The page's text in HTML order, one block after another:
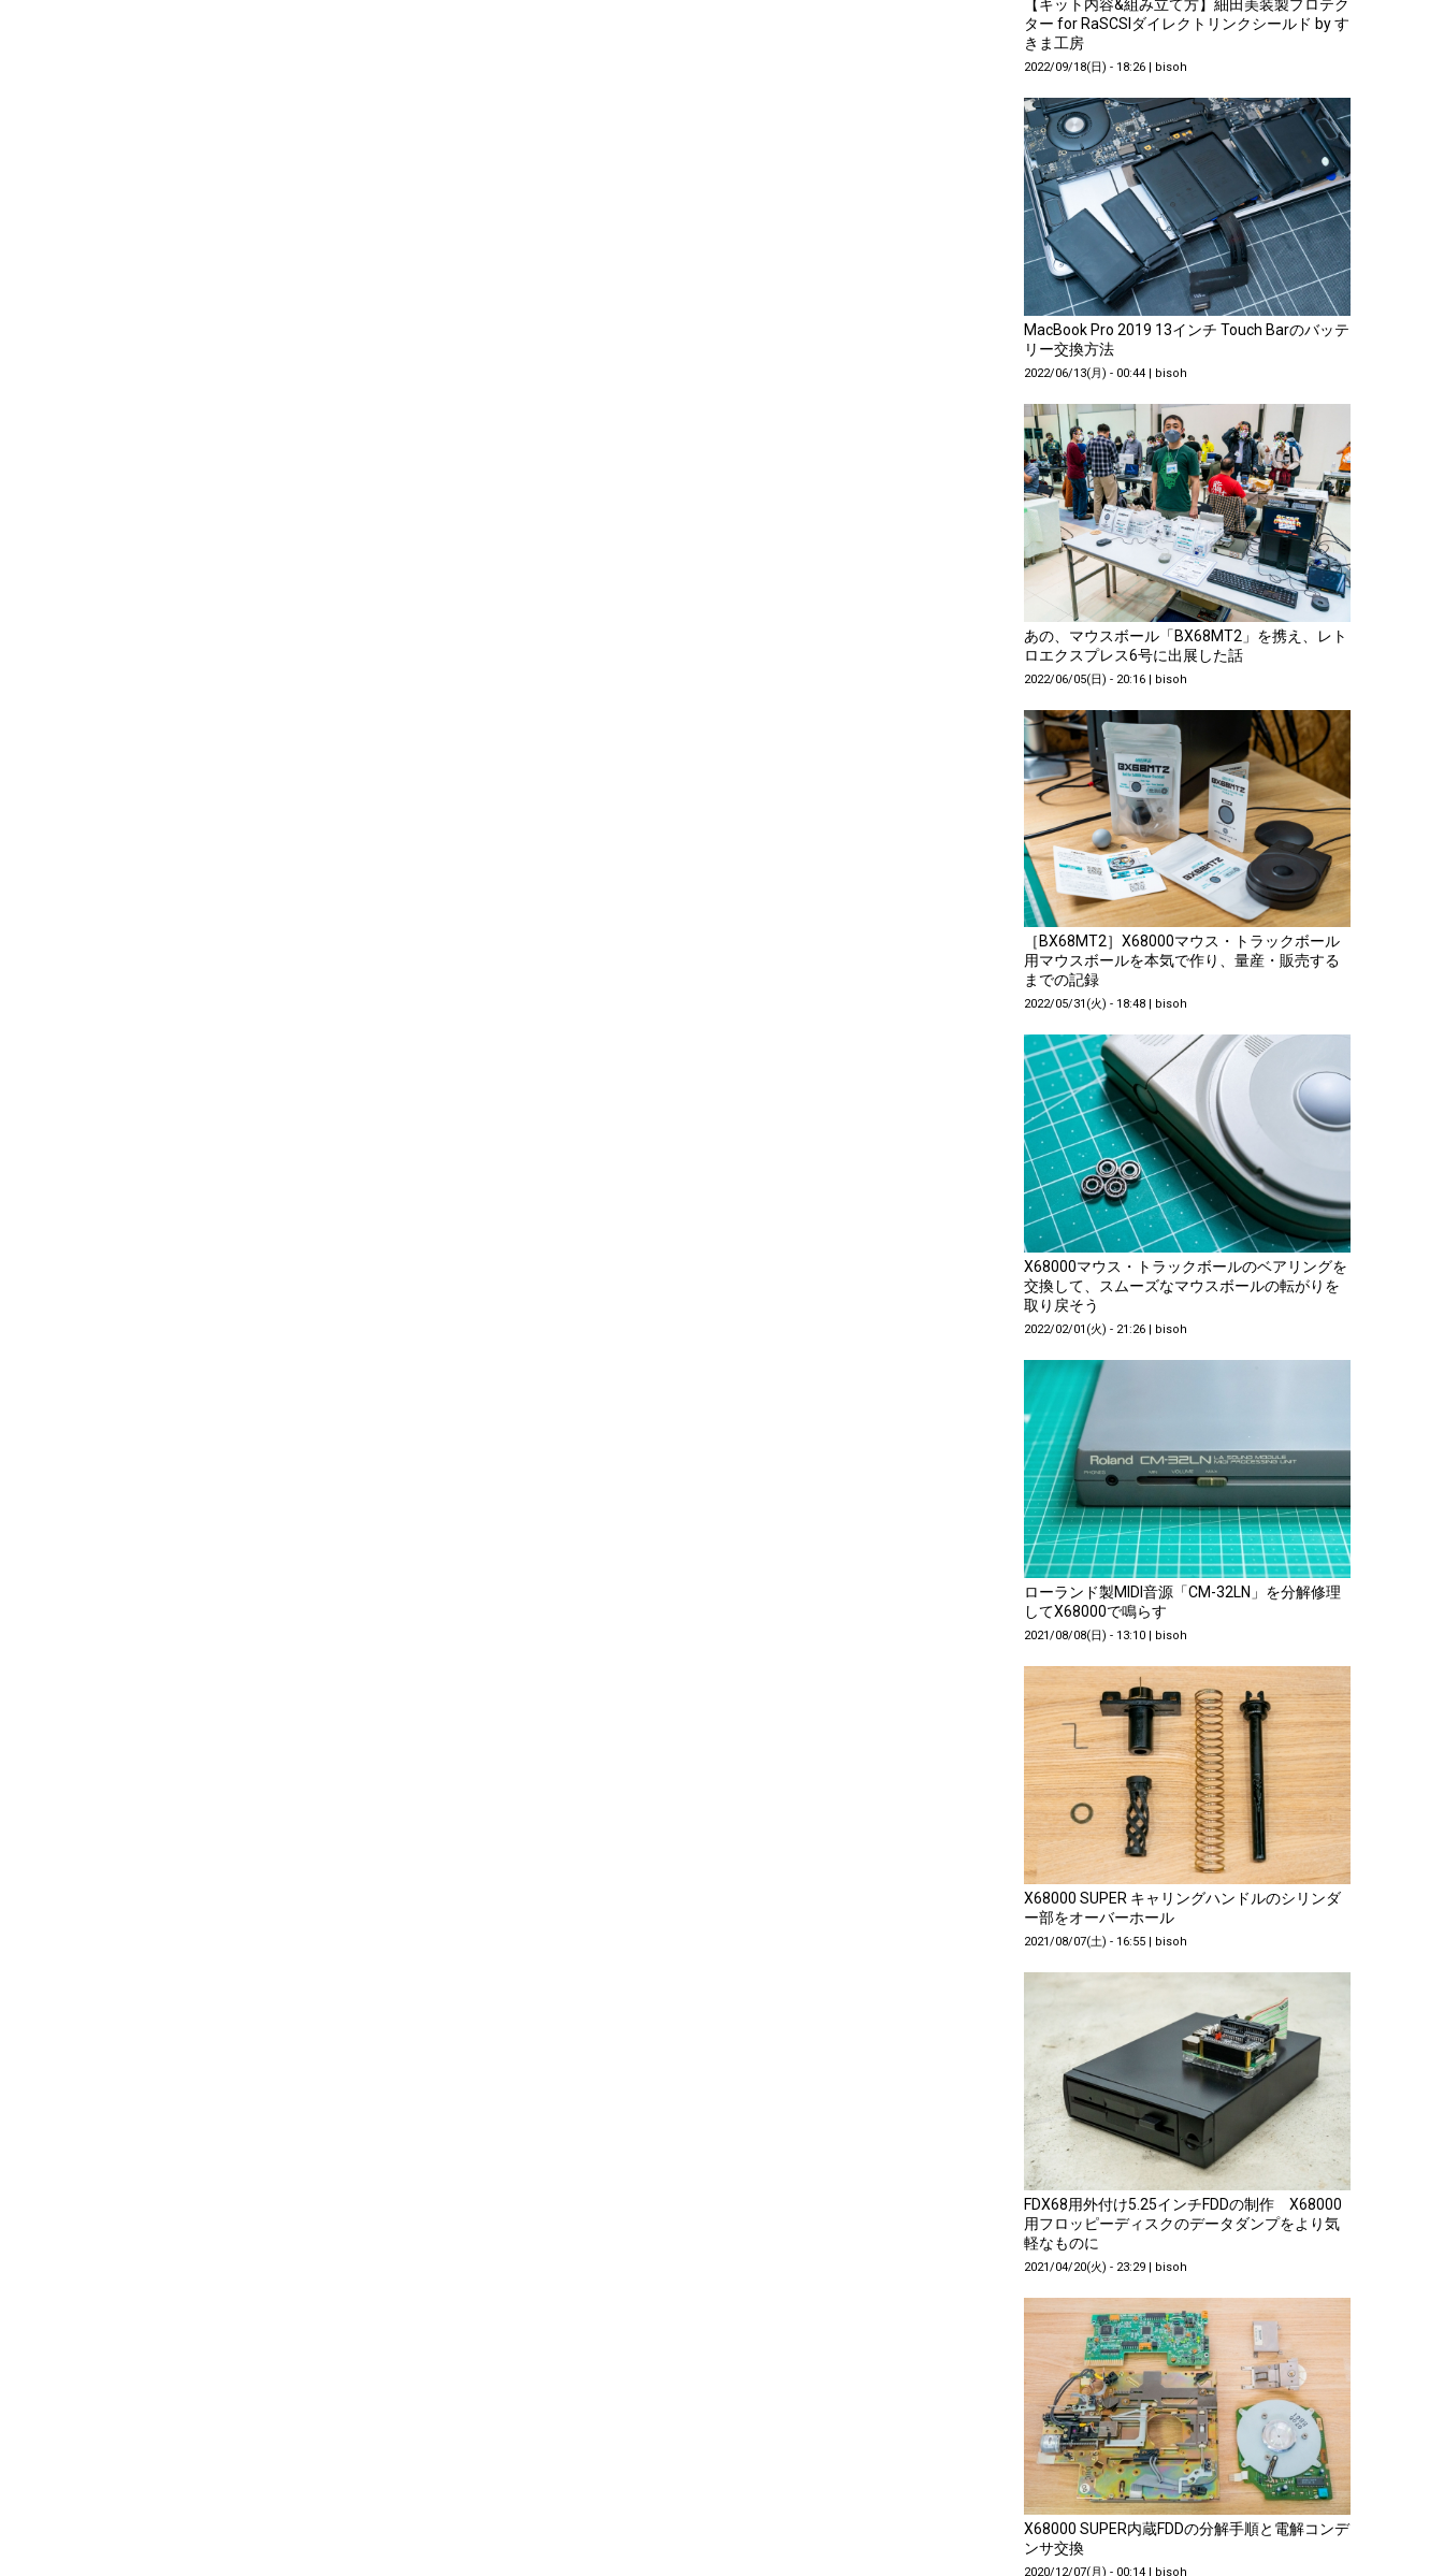
【キット内容&組み立て方】細田美装製プロテク
ター for RaSCSIダイレクトリンクシールド by す
きま工房
2022/09/18(日) - 18:26 bisoh
MacBook Pro 2019 13インチ Touch Barのバッテ
リー交換方法
2022/06/13(月) - 00:44 | bisoh
あの、マウスボール「BX68MT2」を携え、レト
ロエクスプレス6号に出展した話
2022/06/05(日) - 20:16 | bisoh
［BX68MT2］X68000マウス・トラックボール
用マウスボールを本気で作り、量産・販売する
までの記録
2022/05/31(火) - 18:48 bisoh
X68000マウス・トラックボールのベアリングを
交換して、スムーズなマウスボールの転がりを
取り戻そう
2022/02/01(火) - 21:26 bisoh
ローランド製MIDI音源「CM-32LN」を分解修理
してX68000で鳴らす
2021/08/08(日) - 13:10 | bisoh
X68000 SUPER キャリングハンドルのシリンダ
ー部をオーバーホール
2021/08/07(土) - 16:55 | bisoh
FDX68用外付け5.25インチFDDの制作 X68000
用フロッピーディスクのデータダンプをより気
軽なものに
2021/04/20(火) - 23:29 | bisoh
X68000 SUPER内蔵FDDの分解手順と電解コンデ
ンサ交換
2020/12/07(月) - 00:14 bisoh